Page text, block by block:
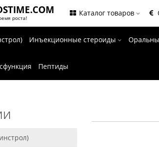
роста!
Каталог товаров
Инъекционные стероиды
Пептиды